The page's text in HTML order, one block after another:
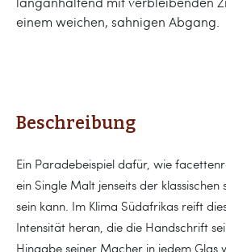
einem weichen, sahnigen Abgang.
Beschreibung
Ein Paradebeispiel dafür, wie
ein Single Malt jenseits der klassischen
sein kann. Im Klima Südafrikas reift
Intensität heran, die die Handschrift
Hingabe seiner Macher in jedem Glas